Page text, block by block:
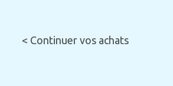
< Continuer vos achats